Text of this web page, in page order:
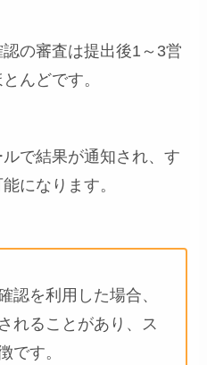
の審査は提出後1～3営
んどです。
で結果が通知され、す
になります。
認を利用した場合、
れることがあり、ス
です。